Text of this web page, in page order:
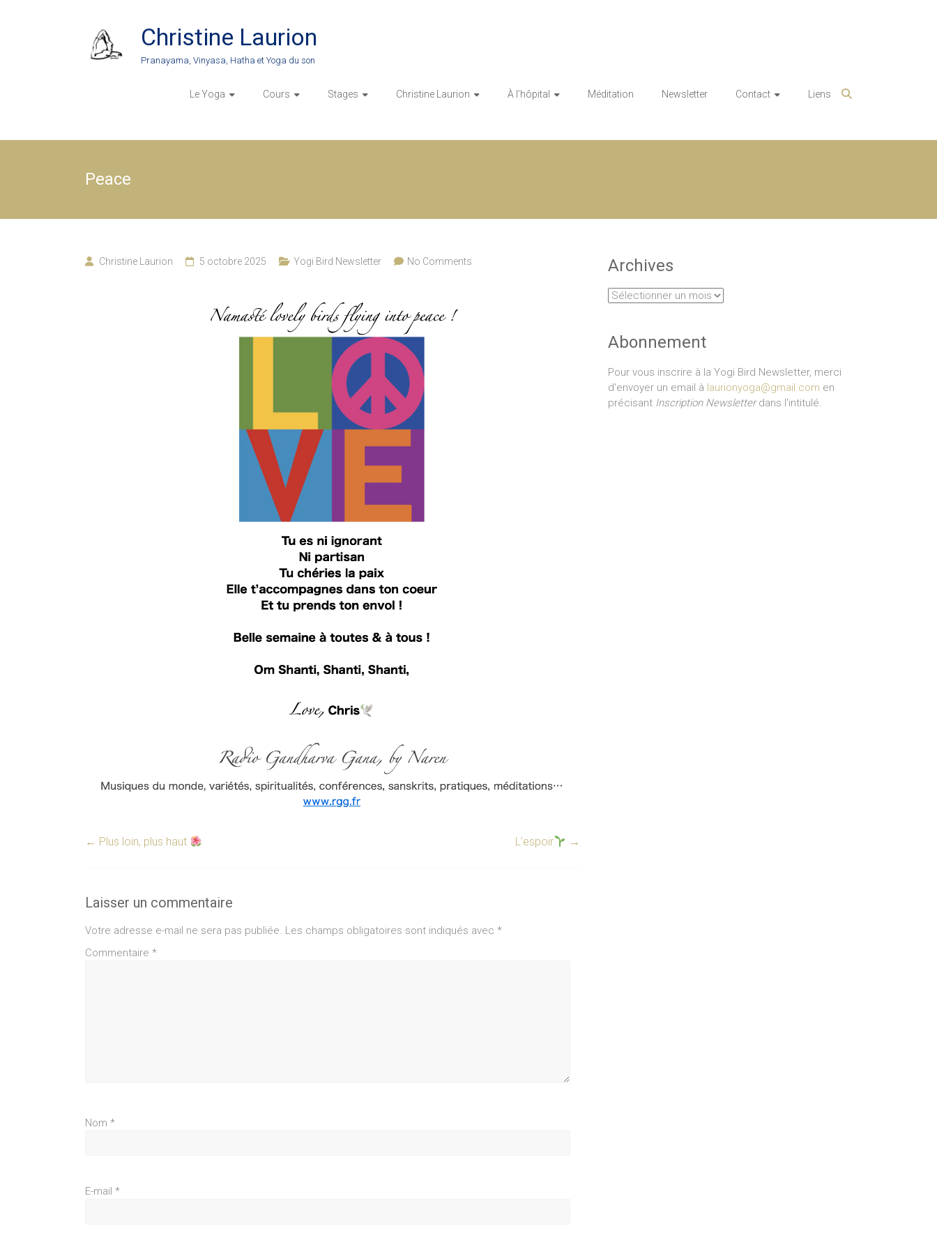
Christine Laurion
Pranayama, Vinyasa, Hatha et Yoga du son
Le Yoga Cours Stages Christine Laurion À l’hôpital Méditation Newsletter Contact Liens
Peace
Christine Laurion 5 octobre 2025 Yogi Bird Newsletter No Comments
← Plus loin, plus haut L’espoir →
Laisser un commentaire
Votre adresse e-mail ne sera pas publiée. Les champs obligatoires sont indiqués avec *
Commentaire *
Nom *
E-mail *
Archives
Archives
Abonnement
Pour vous inscrire à la Yogi Bird Newsletter, merci
d'envoyer un email à laurionyoga@gmail.com en
précisant Inscription Newsletterdans l'intitulé.